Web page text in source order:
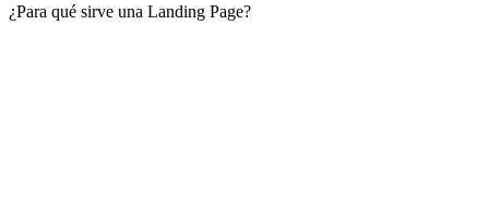
¿Para qué sirve una Landing Page?